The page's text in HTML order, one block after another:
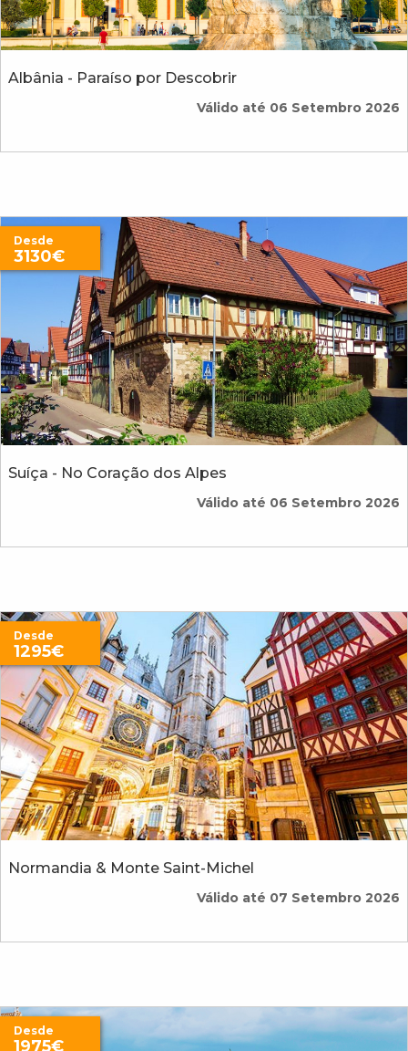
Albânia - Paraíso por Descobrir
Válido até 06 Setembro 2026
Suíça - No Coração dos Alpes
Desde
3130€
Válido até 06 Setembro 2026
Normandia & Monte Saint-Michel
Desde
1295€
Válido até 07 Setembro 2026
Desde
1975€